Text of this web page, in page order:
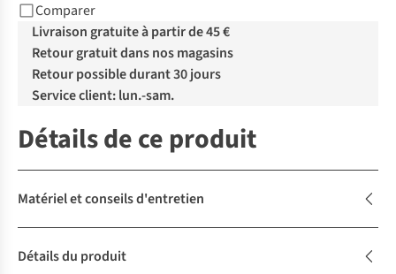
Comparer
Livraison gratuite à partir de 45 €
Retour gratuit dans nos magasins
Retour possible durant 30 jours
Service client: lun.-sam.
Détails de ce produit
Matériel et conseils d'entretien
Détails du produit